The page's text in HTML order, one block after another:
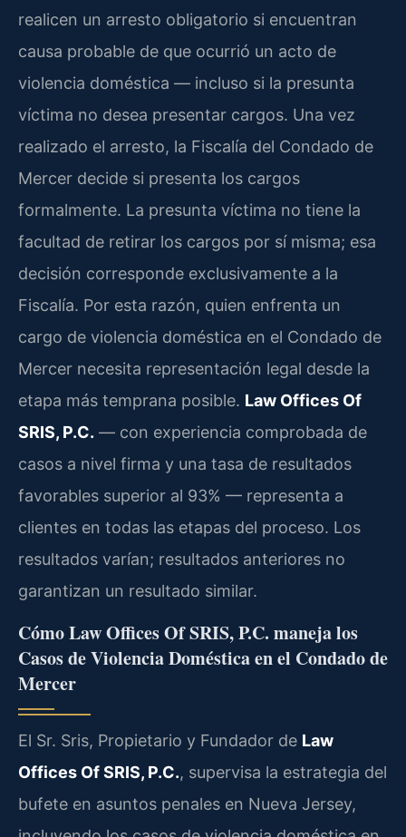
realicen un arresto obligatorio si encuentran
causa probable de que ocurrió un acto de
violencia doméstica — incluso si la presunta
víctima no desea presentar cargos. Una vez
realizado el arresto, la Fiscalía del Condado de
Mercer decide si presenta los cargos
formalmente. La presunta víctima no tiene la
facultad de retirar los cargos por sí misma; esa
decisión corresponde exclusivamente a la
Fiscalía. Por esta razón, quien enfrenta un
cargo de violencia doméstica en el Condado de
Mercer necesita representación legal desde la
etapa más temprana posible. Law Offices Of
SRIS, P.C. — con experiencia comprobada de
casos a nivel firma y una tasa de resultados
favorables superior al 93% — representa a
clientes en todas las etapas del proceso. Los
resultados varían; resultados anteriores no
garantizan un resultado similar.
Cómo Law Offices Of SRIS, P.C. maneja los
Casos de Violencia Doméstica en el Condado de
Mercer
El Sr. Sris, Propietario y Fundador de Law
Offices Of SRIS, P.C., supervisa la estrategia del
bufete en asuntos penales en Nueva Jersey,